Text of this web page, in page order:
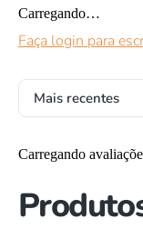
Carregando…
Faça login para
Mais recentes
Carregando